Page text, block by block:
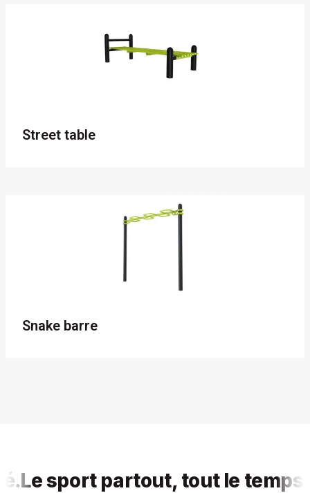
Street table
Snake barre
sport partout, tout le temps,